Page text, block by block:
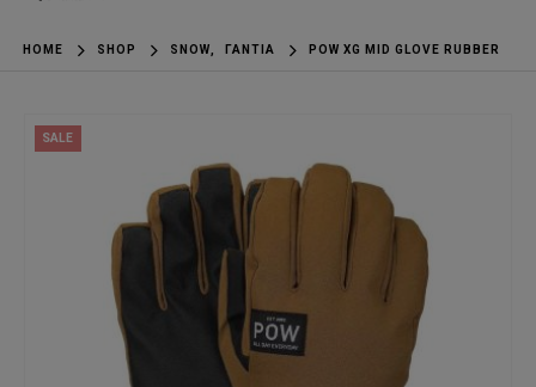
HOME SHOP SNOW, ΓΆΝΤΙΑ POW XG MID GLOVE RUBBER
SALE